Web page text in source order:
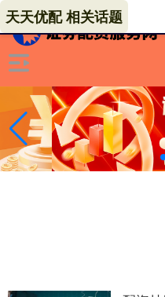
天天优配 相关话题